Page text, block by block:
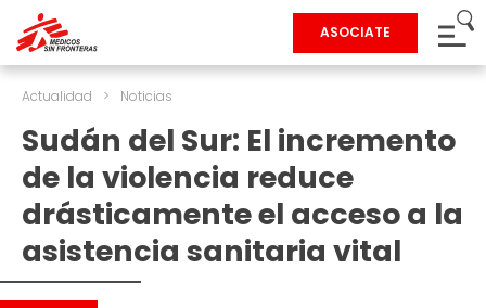
ASOCIATE
Actualidad > Noticias
Sudán del Sur: El incremento
de la violencia reduce
drásticamente el acceso a la
asistencia sanitaria vital